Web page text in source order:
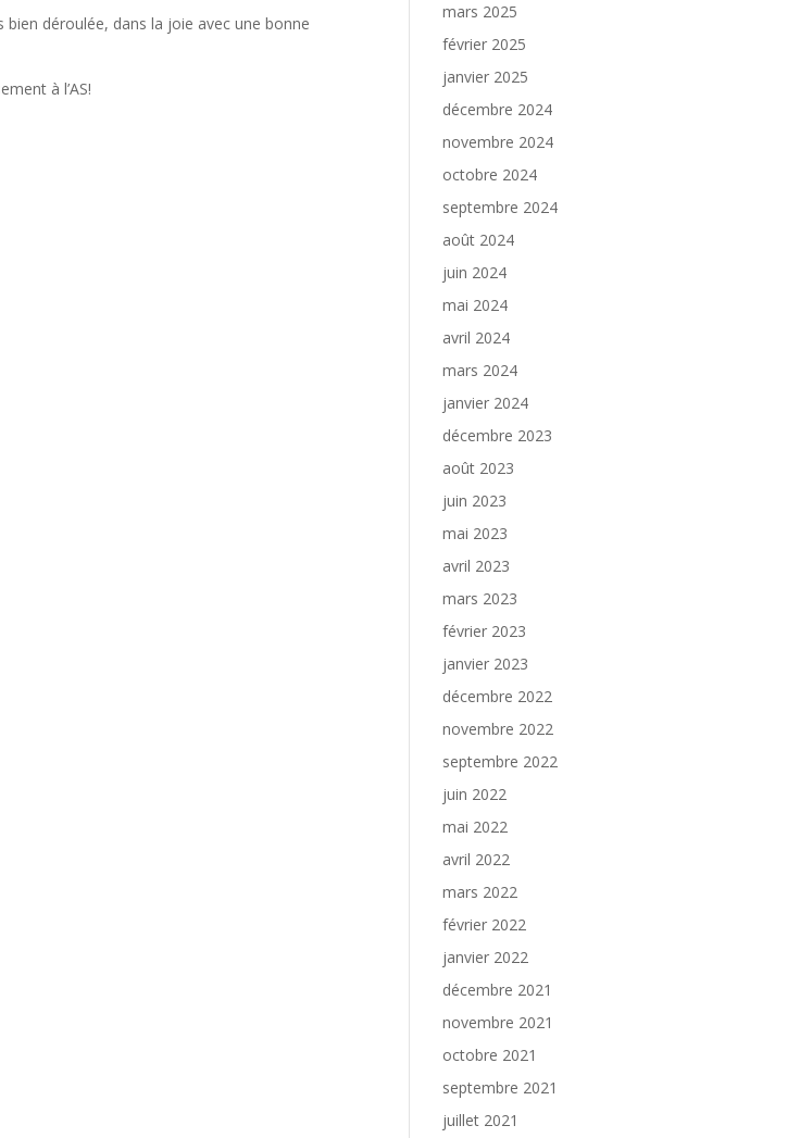
bien déroulée, dans la joie avec une bonne
à l’AS!
mars 2025
février 2025
janvier 2025
décembre 2024
novembre 2024
octobre 2024
septembre 2024
août 2024
juin 2024
mai 2024
avril 2024
mars 2024
janvier 2024
décembre 2023
août 2023
juin 2023
mai 2023
avril 2023
mars 2023
février 2023
janvier 2023
décembre 2022
novembre 2022
septembre 2022
juin 2022
mai 2022
avril 2022
mars 2022
février 2022
janvier 2022
décembre 2021
novembre 2021
octobre 2021
septembre 2021
juillet 2021